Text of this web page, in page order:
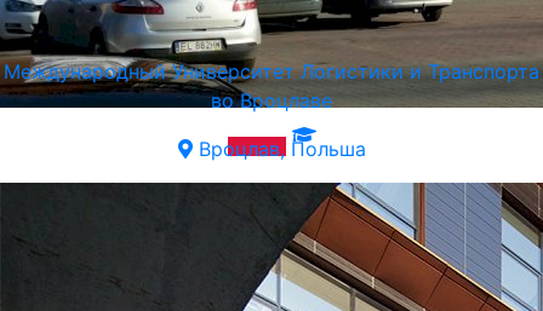
Международный Университет Логистики и Транспорта
во Вроцлаве
Вроцлав, Польша